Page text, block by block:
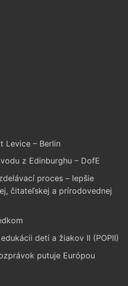
Levice – Berlin
z Edinburghu – DofE
proces – lepšie
čitateľskej a prírodovednej
detí a žiakov II (POPII)
putuje Európou